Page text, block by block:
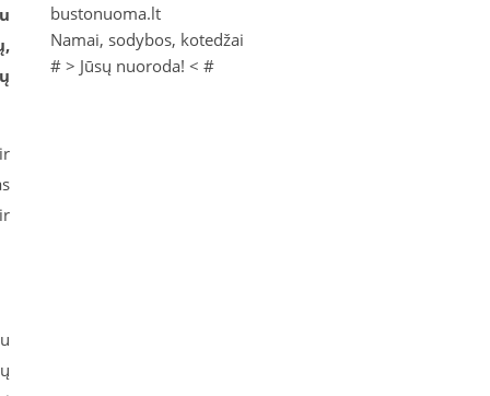
bustonuoma.lt
Namai, sodybos, kotedžai
# > Jūsų nuoroda! < #